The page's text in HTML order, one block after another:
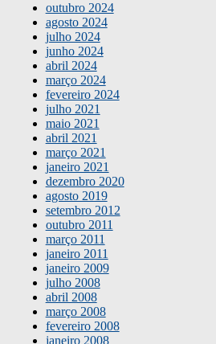
outubro 2024
agosto 2024
julho 2024
junho 2024
abril 2024
março 2024
fevereiro 2024
julho 2021
maio 2021
abril 2021
março 2021
janeiro 2021
dezembro 2020
agosto 2019
setembro 2012
outubro 2011
março 2011
janeiro 2011
janeiro 2009
julho 2008
abril 2008
março 2008
fevereiro 2008
janeiro 2008